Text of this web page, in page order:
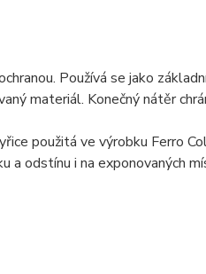
Používá se jako
materiál. Konečný nátěr
použitá ve výrobku Ferro
odstínu i na exponovaných